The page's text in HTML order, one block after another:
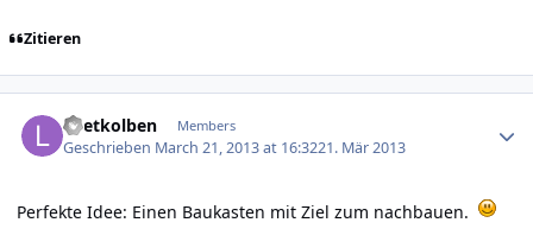
Zitieren
Loetkolben Members
Geschrieben March 21, 2013 at 16:3221. Mär 2013
Perfekte Idee: Einen Baukasten mit Ziel zum nachbauen.